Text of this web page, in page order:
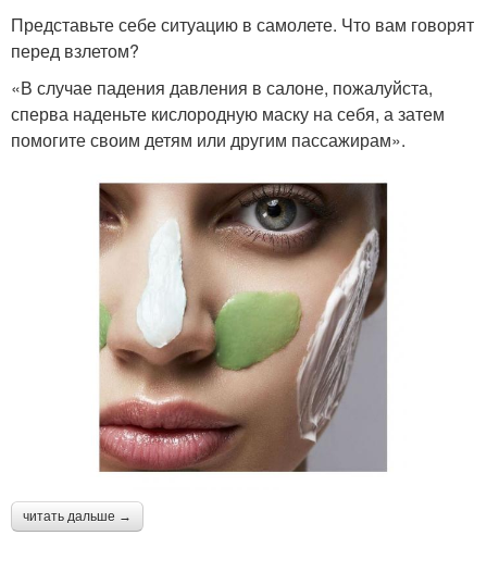
Представьте себе ситуацию в самолете. Что вам говорят
перед взлетом?
«В случае падения давления в салоне, пожалуйста,
сперва наденьте кислородную маску на себя, а затем
помогите своим детям или другим пассажирам».
читать дальше →